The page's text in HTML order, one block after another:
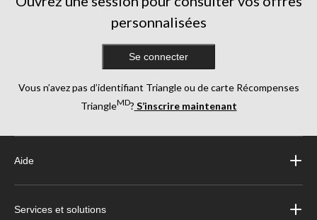
personnalisées
Se connecter
Vous n’avez pas d’identifiant Triangle ou de carte Récompenses
TriangleMD? S’inscrire maintenant
Aide
Services et solutions